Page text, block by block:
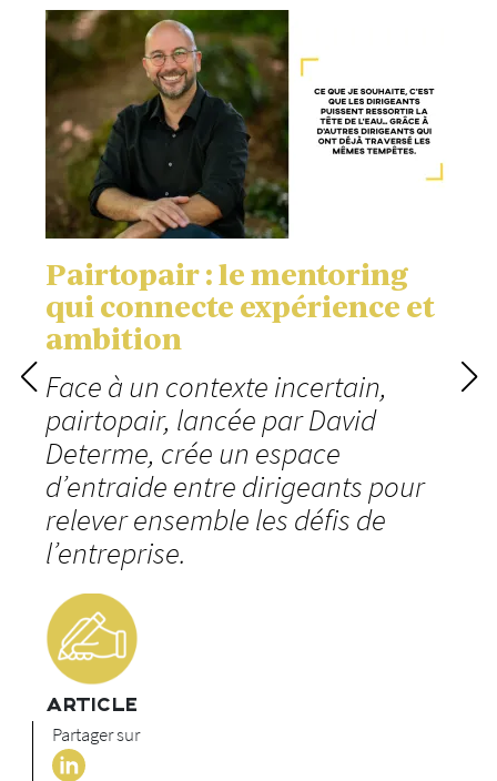
Pairtopair : le mentoring
qui connecte expérience et
ambition
Face à un contexte incertain,
pairtopair, lancée par David
Determe, crée un espace
d’entraide entre dirigeants pour
relever ensemble les défis de
l’entreprise.
ARTICLE
Partager sur